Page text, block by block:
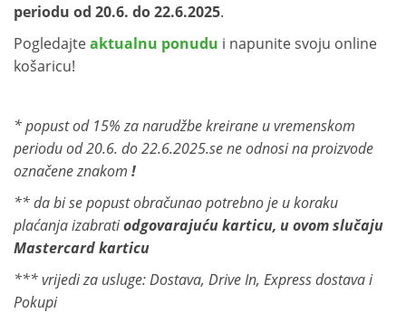
periodu od 20.6. do 22.6.2025.
Pogledajteaktualnu ponudu i napunite svoju online
košaricu!
* popust od 15% za narudžbe kreirane u vremenskom
periodu od 20.6. do 22.6.2025.se ne odnosi na proizvode
označene znakom !
** da bi se popust obračunao potrebno je u koraku
plaćanja izabratiodgovarajuću karticu, u ovom slučaju
Mastercard karticu
*** vrijedi za usluge: Dostava, Drive In, Express dostava i
Pokupi